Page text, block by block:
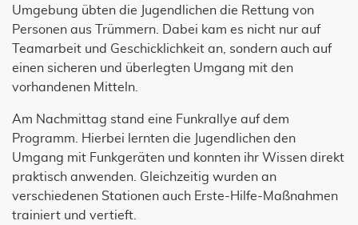
Umgebung übten die Jugendlichen die Rettung von
Personen aus Trümmern. Dabei kam es nicht nur auf
Teamarbeit und Geschicklichkeit an, sondern auch auf
einen sicheren und überlegten Umgang mit den
vorhandenen Mitteln.
Am Nachmittag stand eine Funkrallye auf dem
Programm. Hierbei lernten die Jugendlichen den
Umgang mit Funkgeräten und konnten ihr Wissen direkt
praktisch anwenden. Gleichzeitig wurden an
verschiedenen Stationen auch Erste-Hilfe-Maßnahmen
trainiert und vertieft.